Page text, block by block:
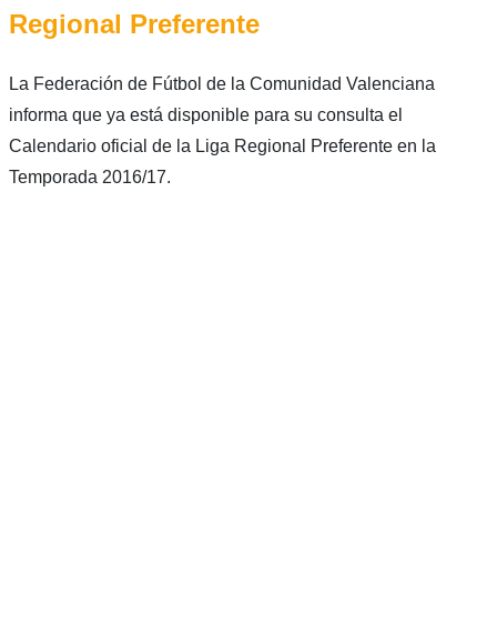
Regional Preferente
La Federación de Fútbol de la Comunidad Valenciana
informa que ya está disponible para su consulta el
Calendario oficial de la Liga Regional Preferente en la
Temporada 2016/17.